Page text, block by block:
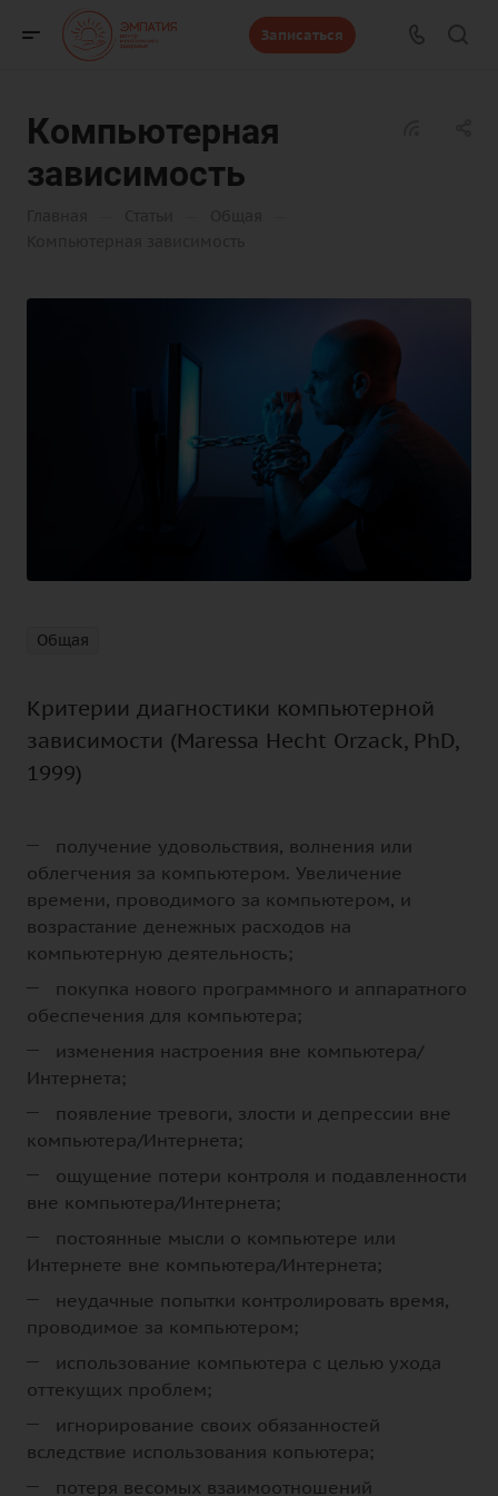
Записаться
Компьютерная
зависимость
Общая
Критерии диагностики компьютерной
зависимости (Maressa Hecht Orzack, PhD,
1999)
получение удовольствия, волнения или
облегчения за компьютером. Увеличение
времени, проводимого за компьютером, и
возрастание денежных расходов на
компьютерную деятельность;
покупка нового программного и аппаратного
обеспечения для компьютера;
изменения настроения вне компьютера/
Интернета;
появление тревоги, злости и депрессии вне
компьютера/Интернета;
ощущение потери контроля и подавленности
вне компьютера/Интернета;
постоянные мысли о компьютере или
Интернете вне компьютера/Интернета;
неудачные попытки контролировать время,
проводимое за компьютером;
использование компьютера с целью ухода
оттекущих проблем;
игнорирование своих обязанностей
вследствие использования копьютера;
потеря весомых взаимоотношений